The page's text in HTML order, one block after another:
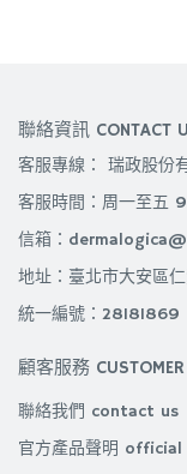
聯絡資訊 CONTACT
客服專線： 瑞政股
客服時間：周一至五
信箱：
地址：臺北市大安區
統一編號：28181869
顧客服務 CUSTOMER
聯絡我們 contact us
官方產品聲明